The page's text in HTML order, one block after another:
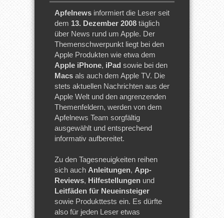
Apfelnews informiert die Leser seit
dem 13. Dezember 2008 täglich
über News rund um Apple. Der
Themenschwerpunkt liegt bei den
Apple Produkten wie etwa dem
Apple iPhone, iPad sowie bei den
Macs als auch dem Apple TV. Die
stets aktuellen Nachrichten aus der
Apple Welt und den angrenzenden
Themenfeldern, werden von dem
Apfelnews Team sorgfältig
ausgewählt und entsprechend
informativ aufbereitet.
Zu den Tagesneuigkeiten reihen
sich auch Anleitungen, App-
Reviews, Hilfestellungen und
Leitfäden für Neueinsteiger
sowie Produkttests ein. Es dürfte
also für jeden Leser etwas